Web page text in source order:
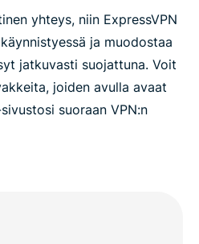
yhteys, niin ExpressVPN
ja muodostaa
jatkuvasti suojattuna. Voit
joiden avulla avaat
suoraan VPN:n